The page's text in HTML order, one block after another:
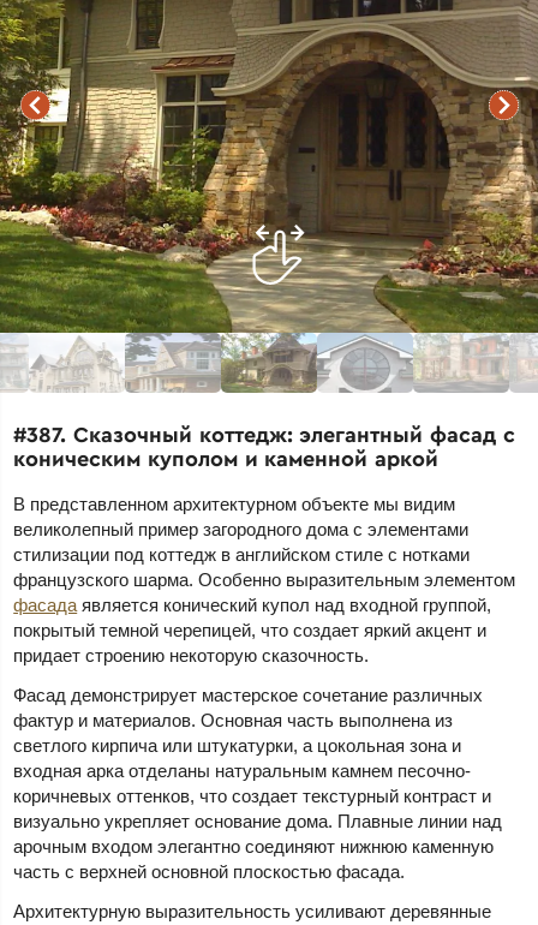
#387. Сказочный коттедж: элегантный фасад с
коническим куполом и каменной аркой
В представленном архитектурном объекте мы видим
великолепный пример загородного дома с элементами
стилизации под коттедж в английском стиле с нотками
французского шарма. Особенно выразительным элементом
фасада является конический купол над входной группой,
покрытый темной черепицей, что создает яркий акцент и
придает строению некоторую сказочность.
Фасад демонстрирует мастерское сочетание различных
фактур и материалов. Основная часть выполнена из
светлого кирпича или штукатурки, а цокольная зона и
входная арка отделаны натуральным камнем песочно-
коричневых оттенков, что создает текстурный контраст и
визуально укрепляет основание дома. Плавные линии над
арочным входом элегантно соединяют нижнюю каменную
часть с верхней основной плоскостью фасада.
Архитектурную выразительность усиливают деревянные